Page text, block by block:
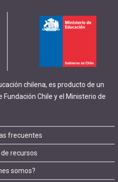
chilena, es producto de un
Chile y el Ministerio de
frecuentes
recursos
somos?